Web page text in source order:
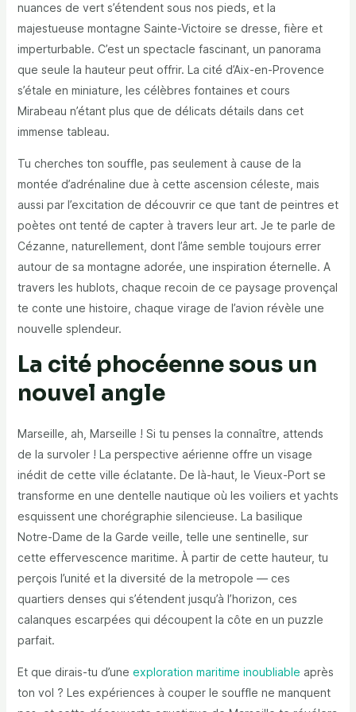
nuances de vert s’étendent sous nos pieds, et la
majestueuse montagne Sainte-Victoire se dresse, fière et
imperturbable. C’est un spectacle fascinant, un panorama
que seule la hauteur peut offrir. La cité d’Aix-en-Provence
s’étale en miniature, les célèbres fontaines et cours
Mirabeau n’étant plus que de délicats détails dans cet
immense tableau.
Tu cherches ton souffle, pas seulement à cause de la
montée d’adrénaline due à cette ascension céleste, mais
aussi par l’excitation de découvrir ce que tant de peintres et
poètes ont tenté de capter à travers leur art. Je te parle de
Cézanne, naturellement, dont l’âme semble toujours errer
autour de sa montagne adorée, une inspiration éternelle. A
travers les hublots, chaque recoin de ce paysage provençal
te conte une histoire, chaque virage de l’avion révèle une
nouvelle splendeur.
La cité phocéenne sous un
nouvel angle
Marseille, ah, Marseille ! Si tu penses la connaître, attends
de la survoler ! La perspective aérienne offre un visage
inédit de cette ville éclatante. De là-haut, le Vieux-Port se
transforme en une dentelle nautique où les voiliers et yachts
esquissent une chorégraphie silencieuse. La basilique
Notre-Dame de la Garde veille, telle une sentinelle, sur
cette effervescence maritime. À partir de cette hauteur, tu
perçois l’unité et la diversité de la metropole — ces
quartiers denses qui s’étendent jusqu’à l’horizon, ces
calanques escarpées qui découpent la côte en un puzzle
parfait.
Et que dirais-tu d’une exploration maritime inoubliable après
ton vol ? Les expériences à couper le souffle ne manquent